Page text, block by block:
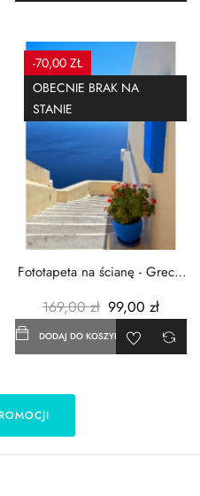
-70,00 ZŁ
OBECNIE BRAK NA
STANIE
Fototapeta na ścianę - Grecja
169,00 zł 99,00 zł
DODAJ DO KOSZYKA